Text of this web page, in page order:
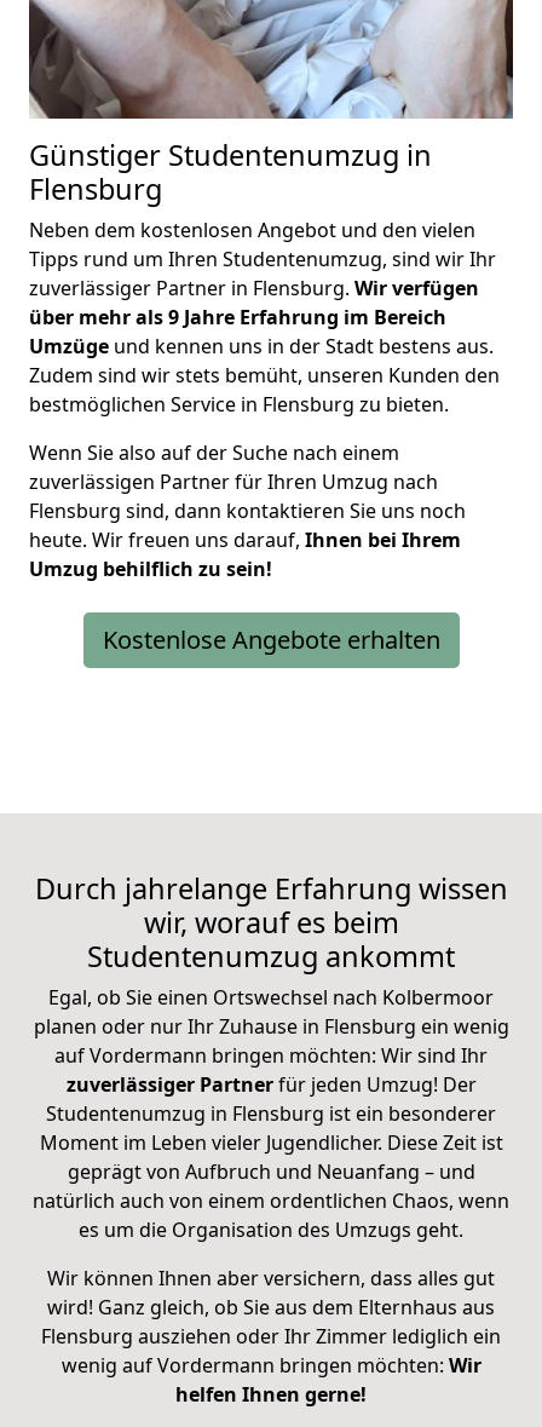
Günstiger Studentenumzug in
Flensburg
Neben dem kostenlosen Angebot und den vielen
Tipps rund um Ihren Studentenumzug, sind wir Ihr
zuverlässiger Partner in Flensburg. Wir verfügen
über mehr als 9 Jahre Erfahrung im Bereich
Umzüge und kennen uns in der Stadt bestens aus.
Zudem sind wir stets bemüht, unseren Kunden den
bestmöglichen Service in Flensburg zu bieten.
Wenn Sie also auf der Suche nach einem
zuverlässigen Partner für Ihren Umzug nach
Flensburg sind, dann kontaktieren Sie uns noch
heute. Wir freuen uns darauf, Ihnen bei Ihrem
Umzug behilflich zu sein!
Kostenlose Angebote erhalten
Durch jahrelange Erfahrung wissen
wir, worauf es beim
Studentenumzug ankommt
Egal, ob Sie einen Ortswechsel nach Kolbermoor
planen oder nur Ihr Zuhause in Flensburg ein wenig
auf Vordermann bringen möchten: Wir sind Ihr
zuverlässiger Partnerfür jeden Umzug! Der
Studentenumzug in Flensburg ist ein besonderer
Moment im Leben vieler Jugendlicher. Diese Zeit ist
geprägt von Aufbruch und Neuanfang – und
natürlich auch von einem ordentlichen Chaos, wenn
es um die Organisation des Umzugs geht.
Wir können Ihnen aber versichern, dass alles gut
wird! Ganz gleich, ob Sie aus dem Elternhaus aus
Flensburg ausziehen oder Ihr Zimmer lediglich ein
wenig auf Vordermann bringen möchten: Wir
helfen Ihnen gerne!